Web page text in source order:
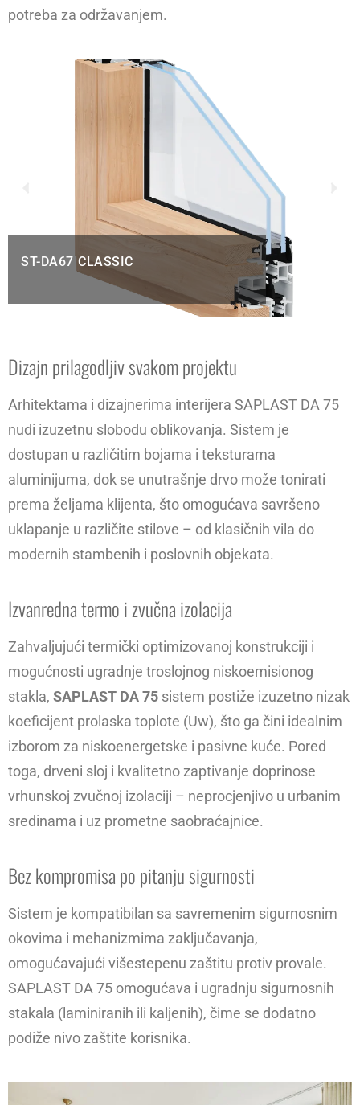
potreba za održavanjem.
ST-DA67 CLASSIC
Dizajn prilagodljiv svakom projektu
Arhitektama i dizajnerima interijera SAPLAST DA 75
nudi izuzetnu slobodu oblikovanja. Sistem je
dostupan u različitim bojama i teksturama
aluminijuma, dok se unutrašnje drvo može tonirati
prema željama klijenta, što omogućava savršeno
uklapanje u različite stilove – od klasičnih vila do
modernih stambenih i poslovnih objekata.
Izvanredna termo i zvučna izolacija
Zahvaljujući termički optimizovanoj konstrukciji i
mogućnosti ugradnje troslojnog niskoemisionog
stakla, SAPLAST DA 75 sistem postiže izuzetno nizak
koeficijent prolaska toplote (Uw), što ga čini idealnim
izborom za niskoenergetske i pasivne kuće. Pored
toga, drveni sloj i kvalitetno zaptivanje doprinose
vrhunskoj zvučnoj izolaciji – neprocjenjivo u urbanim
sredinama i uz prometne saobraćajnice.
Bez kompromisa po pitanju sigurnosti
Sistem je kompatibilan sa savremenim sigurnosnim
okovima i mehanizmima zaključavanja,
omogućavajući višestepenu zaštitu protiv provale.
SAPLAST DA 75 omogućava i ugradnju sigurnosnih
stakala (laminiranih ili kaljenih), čime se dodatno
podiže nivo zaštite korisnika.